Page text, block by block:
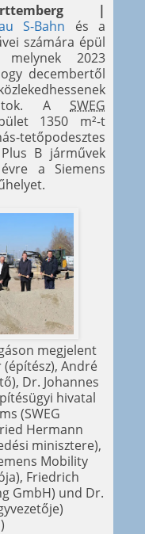
|
S-Bahn és a
számára épül
2023
decembertől
A SWEG
1350 m²-t
tetőpodesztes
B járművek
a Siemens
megjelent
André
Dr. Johannes
hivatal
(SWEG
Hermann
minisztere),
Mobility
Friedrich
GmbH) und Dr.